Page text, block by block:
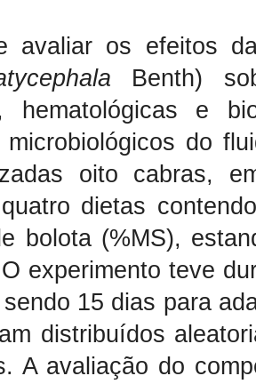
avaliar os efeitos
Benth)
hematológicas e
do
oito cabras,
dietas
bolota (%MS),
experimento teve
15 dias para
distribuídos
A avaliação do